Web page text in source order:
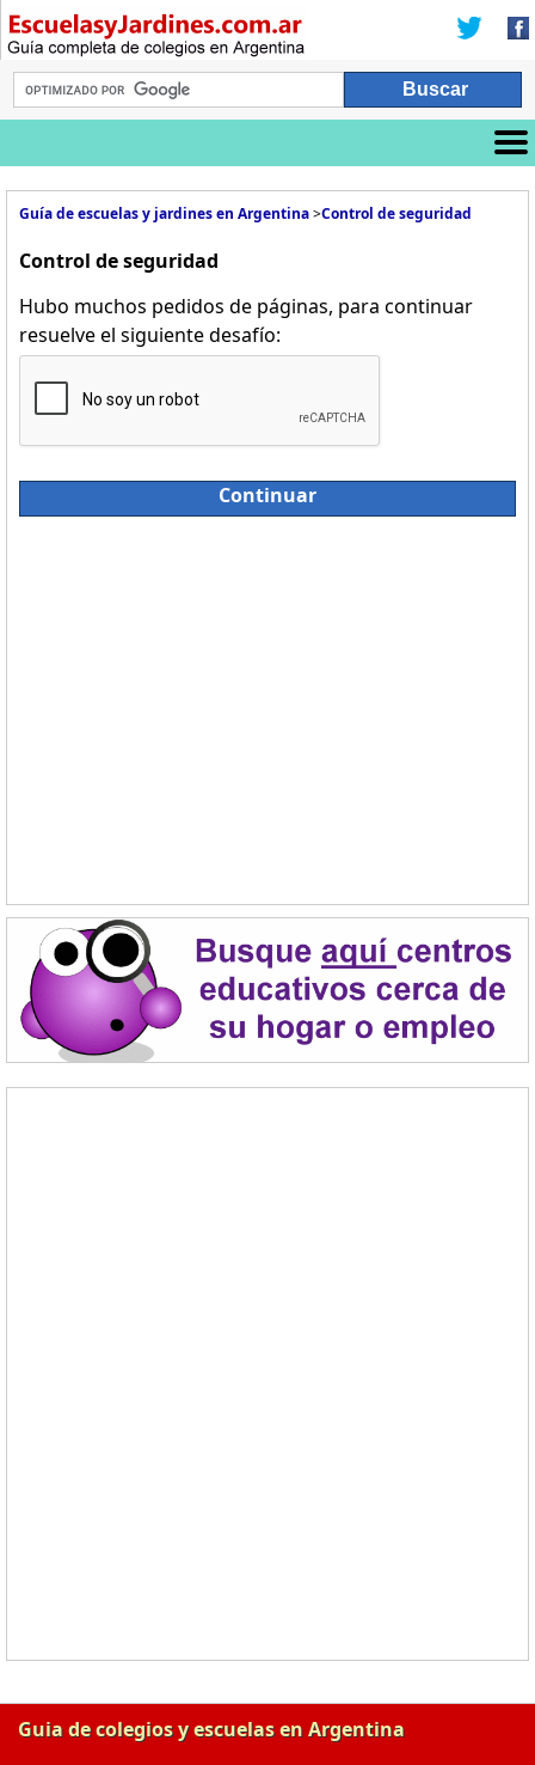
Guía de escuelas y jardines en Argentina>Control de seguridad
Control de seguridad
Hubo muchos pedidos de páginas, para continuar
resuelve el siguiente desafío:
Continuar
Guia de colegios y escuelas en Argentina